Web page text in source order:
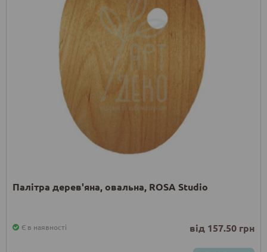
Палітра дерев'яна, овальна, ROSA Studio
Є в наявності від 157.50 грн